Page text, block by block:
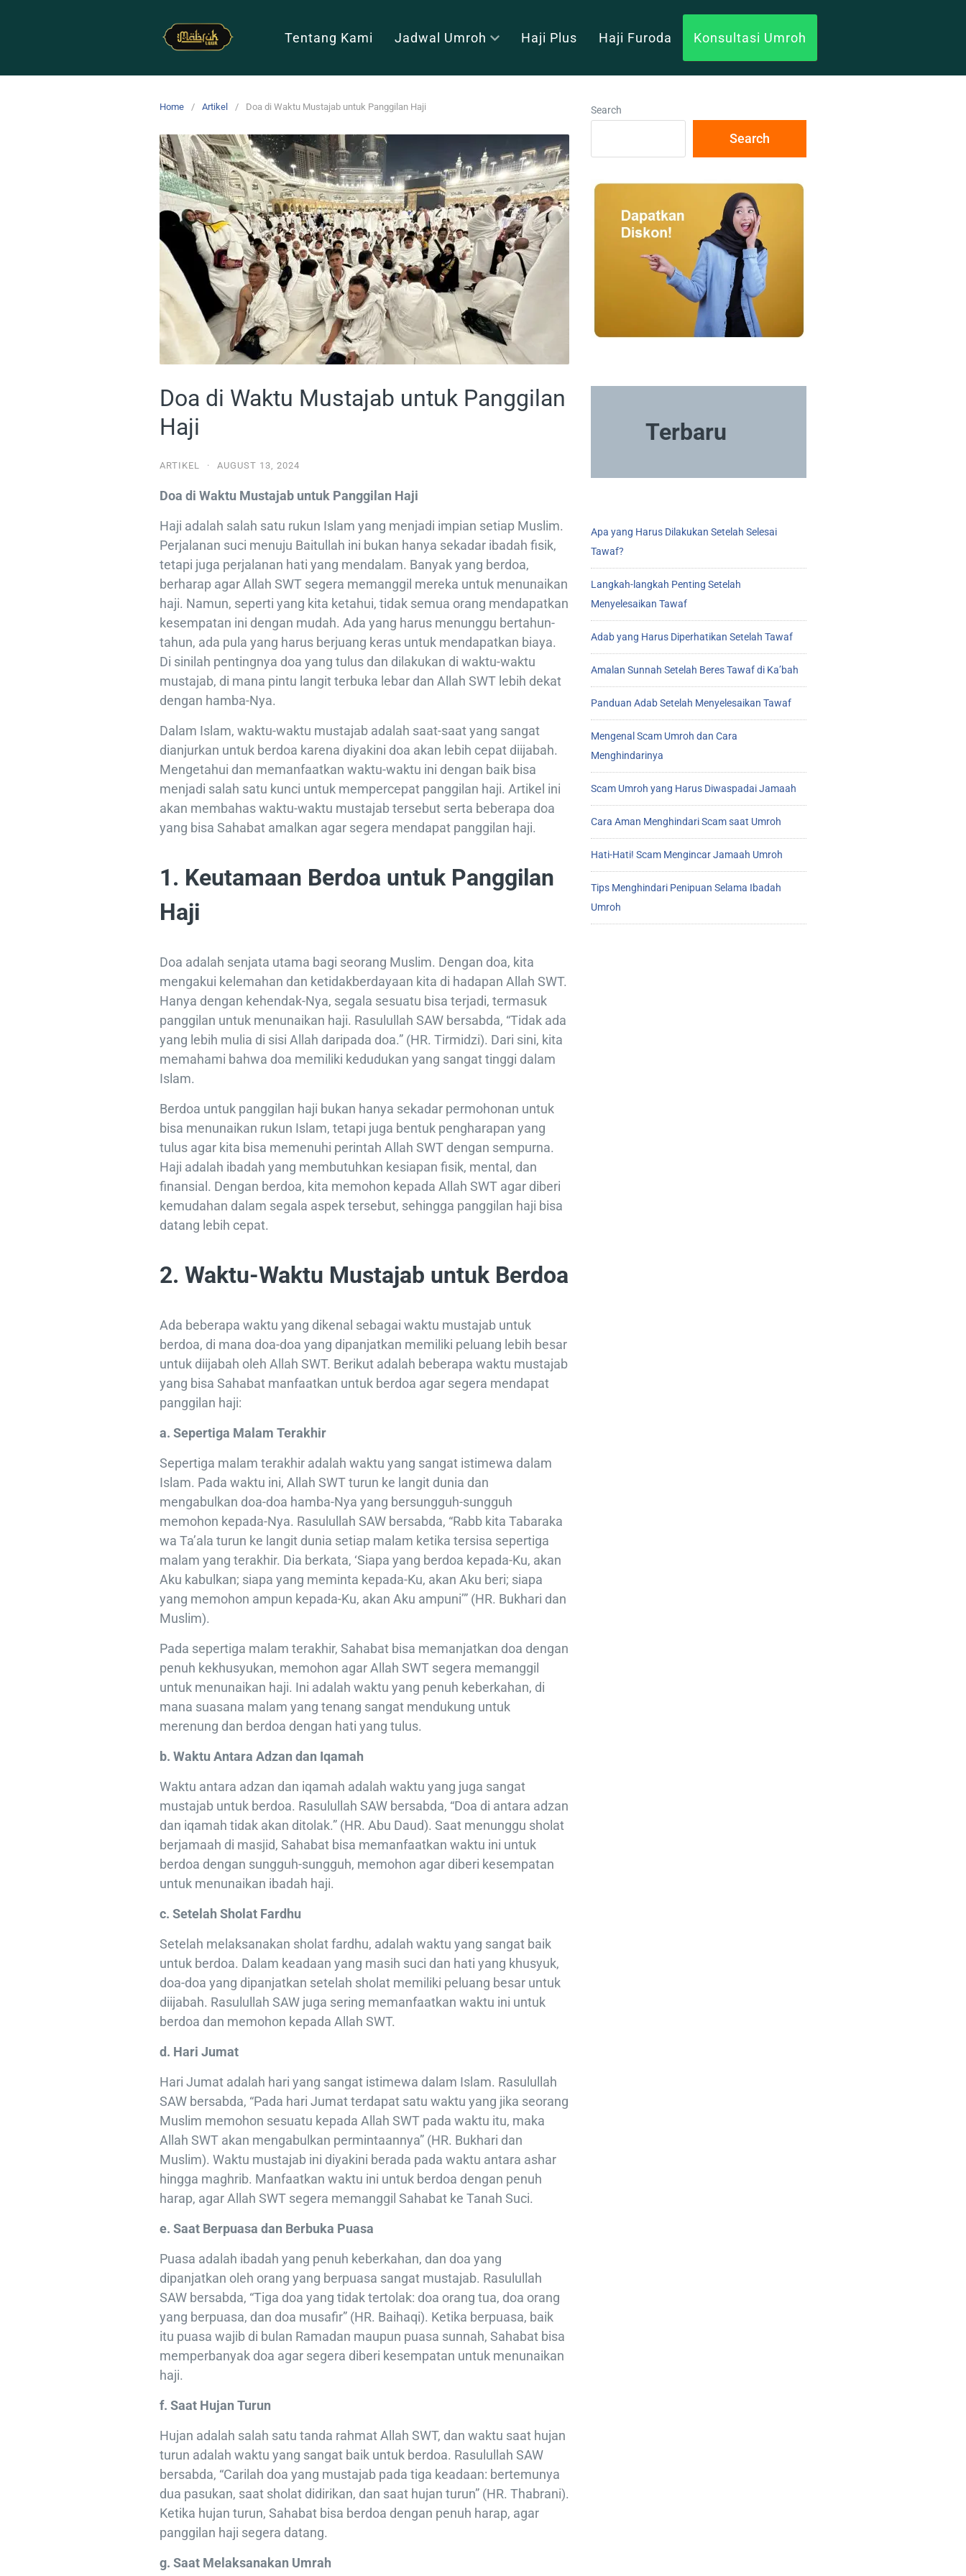
Tentang Kami Jadwal Umroh Haji Plus Haji Furoda Konsultasi Umroh
Home Artikel Doa di Waktu Mustajab untuk Panggilan Haji
Doa di Waktu Mustajab untuk Panggilan
Haji
ARTIKEL · AUGUST 13, 2024
Doa di Waktu Mustajab untuk Panggilan Haji
Haji adalah salah satu rukun Islam yang menjadi impian setiap Muslim.
Perjalanan suci menuju Baitullah ini bukan hanya sekadar ibadah fisik,
tetapi juga perjalanan hati yang mendalam. Banyak yang berdoa,
berharap agar Allah SWT segera memanggil mereka untuk menunaikan
haji. Namun, seperti yang kita ketahui, tidak semua orang mendapatkan
kesempatan ini dengan mudah. Ada yang harus menunggu bertahun-
tahun, ada pula yang harus berjuang keras untuk mendapatkan biaya.
Di sinilah pentingnya doa yang tulus dan dilakukan di waktu-waktu
mustajab, di mana pintu langit terbuka lebar dan Allah SWT lebih dekat
dengan hamba-Nya.
Dalam Islam, waktu-waktu mustajab adalah saat-saat yang sangat
dianjurkan untuk berdoa karena diyakini doa akan lebih cepat diijabah.
Mengetahui dan memanfaatkan waktu-waktu ini dengan baik bisa
menjadi salah satu kunci untuk mempercepat panggilan haji. Artikel ini
akan membahas waktu-waktu mustajab tersebut serta beberapa doa
yang bisa Sahabat amalkan agar segera mendapat panggilan haji.
1. Keutamaan Berdoa untuk Panggilan
Haji
Doa adalah senjata utama bagi seorang Muslim. Dengan doa, kita
mengakui kelemahan dan ketidakberdayaan kita di hadapan Allah SWT.
Hanya dengan kehendak-Nya, segala sesuatu bisa terjadi, termasuk
panggilan untuk menunaikan haji. Rasulullah SAW bersabda, “Tidak ada
yang lebih mulia di sisi Allah daripada doa.” (HR. Tirmidzi). Dari sini, kita
memahami bahwa doa memiliki kedudukan yang sangat tinggi dalam
Islam.
Berdoa untuk panggilan haji bukan hanya sekadar permohonan untuk
bisa menunaikan rukun Islam, tetapi juga bentuk pengharapan yang
tulus agar kita bisa memenuhi perintah Allah SWT dengan sempurna.
Haji adalah ibadah yang membutuhkan kesiapan fisik, mental, dan
finansial. Dengan berdoa, kita memohon kepada Allah SWT agar diberi
kemudahan dalam segala aspek tersebut, sehingga panggilan haji bisa
datang lebih cepat.
2. Waktu-Waktu Mustajab untuk Berdoa
Ada beberapa waktu yang dikenal sebagai waktu mustajab untuk
berdoa, di mana doa-doa yang dipanjatkan memiliki peluang lebih besar
untuk diijabah oleh Allah SWT. Berikut adalah beberapa waktu mustajab
yang bisa Sahabat manfaatkan untuk berdoa agar segera mendapat
panggilan haji:
a. Sepertiga Malam Terakhir
Sepertiga malam terakhir adalah waktu yang sangat istimewa dalam
Islam. Pada waktu ini, Allah SWT turun ke langit dunia dan
mengabulkan doa-doa hamba-Nya yang bersungguh-sungguh
memohon kepada-Nya. Rasulullah SAW bersabda, “Rabb kita Tabaraka
wa Ta’ala turun ke langit dunia setiap malam ketika tersisa sepertiga
malam yang terakhir. Dia berkata, ‘Siapa yang berdoa kepada-Ku, akan
Aku kabulkan; siapa yang meminta kepada-Ku, akan Aku beri; siapa
yang memohon ampun kepada-Ku, akan Aku ampuni’” (HR. Bukhari dan
Muslim).
Pada sepertiga malam terakhir, Sahabat bisa memanjatkan doa dengan
penuh kekhusyukan, memohon agar Allah SWT segera memanggil
untuk menunaikan haji. Ini adalah waktu yang penuh keberkahan, di
mana suasana malam yang tenang sangat mendukung untuk
merenung dan berdoa dengan hati yang tulus.
b. Waktu Antara Adzan dan Iqamah
Waktu antara adzan dan iqamah adalah waktu yang juga sangat
mustajab untuk berdoa. Rasulullah SAW bersabda, “Doa di antara adzan
dan iqamah tidak akan ditolak.” (HR. Abu Daud). Saat menunggu sholat
berjamaah di masjid, Sahabat bisa memanfaatkan waktu ini untuk
berdoa dengan sungguh-sungguh, memohon agar diberi kesempatan
untuk menunaikan ibadah haji.
c. Setelah Sholat Fardhu
Setelah melaksanakan sholat fardhu, adalah waktu yang sangat baik
untuk berdoa. Dalam keadaan yang masih suci dan hati yang khusyuk,
doa-doa yang dipanjatkan setelah sholat memiliki peluang besar untuk
diijabah. Rasulullah SAW juga sering memanfaatkan waktu ini untuk
berdoa dan memohon kepada Allah SWT.
d. Hari Jumat
Hari Jumat adalah hari yang sangat istimewa dalam Islam. Rasulullah
SAW bersabda, “Pada hari Jumat terdapat satu waktu yang jika seorang
Muslim memohon sesuatu kepada Allah SWT pada waktu itu, maka
Allah SWT akan mengabulkan permintaannya” (HR. Bukhari dan
Muslim). Waktu mustajab ini diyakini berada pada waktu antara ashar
hingga maghrib. Manfaatkan waktu ini untuk berdoa dengan penuh
harap, agar Allah SWT segera memanggil Sahabat ke Tanah Suci.
e. Saat Berpuasa dan Berbuka Puasa
Puasa adalah ibadah yang penuh keberkahan, dan doa yang
dipanjatkan oleh orang yang berpuasa sangat mustajab. Rasulullah
SAW bersabda, “Tiga doa yang tidak tertolak: doa orang tua, doa orang
yang berpuasa, dan doa musafir” (HR. Baihaqi). Ketika berpuasa, baik
itu puasa wajib di bulan Ramadan maupun puasa sunnah, Sahabat bisa
memperbanyak doa agar segera diberi kesempatan untuk menunaikan
haji.
f. Saat Hujan Turun
Hujan adalah salah satu tanda rahmat Allah SWT, dan waktu saat hujan
turun adalah waktu yang sangat baik untuk berdoa. Rasulullah SAW
bersabda, “Carilah doa yang mustajab pada tiga keadaan: bertemunya
dua pasukan, saat sholat didirikan, dan saat hujan turun” (HR. Thabrani).
Ketika hujan turun, Sahabat bisa berdoa dengan penuh harap, agar
panggilan haji segera datang.
g. Saat Melaksanakan Umrah
Search
Search
Terbaru
Apa yang Harus Dilakukan Setelah Selesai
Tawaf?
Langkah-langkah Penting Setelah
Menyelesaikan Tawaf
Adab yang Harus Diperhatikan Setelah Tawaf
Amalan Sunnah Setelah Beres Tawaf di Ka’bah
Panduan Adab Setelah Menyelesaikan Tawaf
Mengenal Scam Umroh dan Cara
Menghindarinya
Scam Umroh yang Harus Diwaspadai Jamaah
Cara Aman Menghindari Scam saat Umroh
Hati-Hati! Scam Mengincar Jamaah Umroh
Tips Menghindari Penipuan Selama Ibadah
Umroh